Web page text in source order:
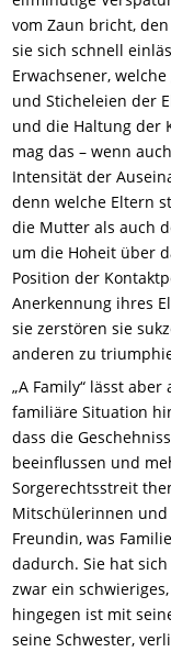
vom Zaun bricht,
sie sich schnell
Erwachsener,
und Sticheleien der
und die Haltung der
mag das – wenn
Intensität der
denn welche Eltern
die Mutter als auch
um die Hoheit über
Position der
Anerkennung ihres
sie zerstören sie
anderen zu
„A Family“ lässt
familiäre Situation
dass die
beeinflussen und
Sorgerechtsstreit
Mitschülerinnen
Freundin, was
dadurch. Sie hat
zwar ein
hingegen ist mit
seine Schwester,